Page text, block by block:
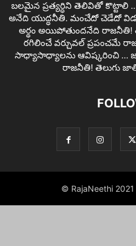
బలమైన ప్రత్యర్ధిని తెలివితో కొట్టాలి
అనేది యుద్ధనీతి. మంచేదో చెడేదో
అర్థం అయిపోతుందనేది రాజనీతి!
రగిలించే వర్చువల్ ప్రపంచమే
సాధ్యాసాధ్యాలను ఆవిష్కరించి ...
రాజనీతి! తెలుగు
© RajaNeethi